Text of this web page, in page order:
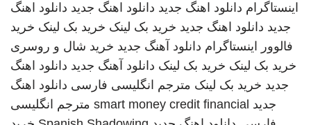
اینستاگرام دانلود اهنگ جدید دانلود اهنگ جدید دانلود اهنگ
جدید دانلود اهنگ جدید خرید بک لینک خرید بک لینک خرید
فالوور اینستاگرام دانلود آهنگ جدید خرید شال و روسری
خرید بک لینک خرید بک لینک دانلود آهنگ جدید دانلود اهنگ
جدید خرید بک لینک مترجم انگلیسی فارسی دانلود اهنگ
جدید smart money credit financial مترجم انگلیسی